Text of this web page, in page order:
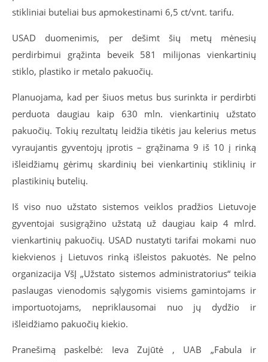
stikliniai buteliai bus apmokestinami 6,5 ct/vnt. tarifu.
USAD duomenimis, per dešimt šių metų mėnesių
perdirbimui grąžinta beveik 581 milijonas vienkartinių
stiklo, plastiko ir metalo pakuočių.
Planuojama, kad per šiuos metus bus surinkta ir perdirbti
perduota daugiau kaip 630 mln. vienkartinių užstato
pakuočių. Tokių rezultatų leidžia tikėtis jau kelerius metus
vyraujantis gyventojų įprotis – grąžinama 9 iš 10 į rinką
išleidžiamų gėrimų skardinių bei vienkartinių stiklinių ir
plastikinių butelių.
Iš viso nuo užstato sistemos veiklos pradžios Lietuvoje
gyventojai susigrąžino užstatą už daugiau kaip 4 mlrd.
vienkartinių pakuočių. USAD nustatyti tarifai mokami nuo
kiekvienos į Lietuvos rinką išleistos pakuotės. Ne pelno
organizacija VšĮ „Užstato sistemos administratorius“ teikia
paslaugas vienodomis sąlygomis visiems gamintojams ir
importuotojams, nepriklausomai nuo jų dydžio ir
išleidžiamo pakuočių kiekio.
Pranešimą paskelbė: Ieva Zujūtė , UAB „Fabula ir